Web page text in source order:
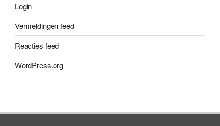
Login
Vermeldingen feed
Reacties feed
WordPress.org